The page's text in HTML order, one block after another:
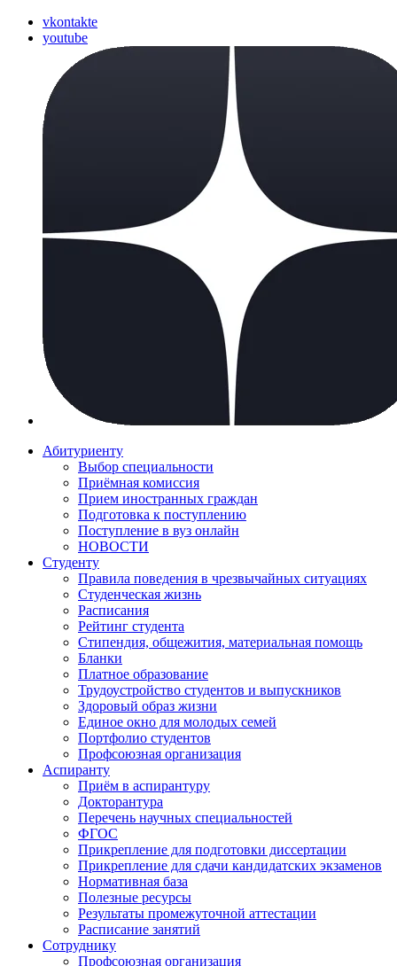
vkontakte
youtube
Абитуриенту
Выбор специальности
Приёмная комиссия
Прием иностранных граждан
Подготовка к поступлению
Поступление в вуз онлайн
НОВОСТИ
Студенту
Правила поведения в чрезвычайных ситуациях
Студенческая жизнь
Расписания
Рейтинг студента
Стипендия, общежития, материальная помощь
Бланки
Платное образование
Трудоустройство студентов и выпускников
Здоровый образ жизни
Единое окно для молодых семей
Портфолио студентов
Профсоюзная организация
Аспиранту
Приём в аспирантуру
Докторантура
Перечень научных специальностей
ФГОС
Прикрепление для подготовки диссертации
Прикрепление для сдачи кандидатских экзаменов
Нормативная база
Полезные ресурсы
Результаты промежуточной аттестации
Расписание занятий
Сотруднику
Профсоюзная организация